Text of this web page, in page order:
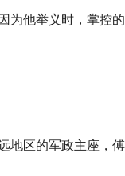
为他举义时，掌控的
地区的军政主座，傅